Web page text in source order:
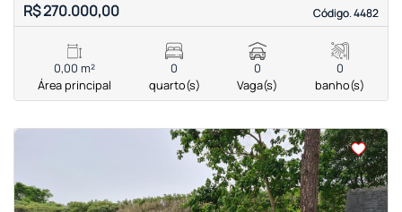
Código. 4482
Código. 4482
R$ 270.000,00
0,00 m²
Área principal
0
quarto(s)
0
Vaga(s)
0
banho(s)